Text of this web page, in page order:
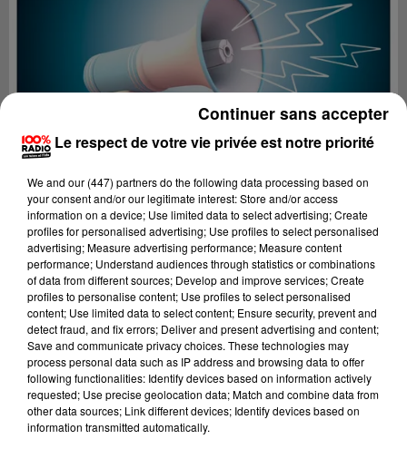
Lecture (4 min 25 sec)
100%
100% Radio les infos du grand Toulouse
Le respect de votre vie privée est notre priorité
We and our (447) partnersdo the following data processing based on
your consent and/or our legitimate interest: Store and/or access
information on a device; Use limited data to select advertising; Create
profiles for personalised advertising; Use profiles to select personalised
advertising; Measure advertising performance; Measure content
performance; Understand audiences through statistics or combinations
of data from different sources; Develop and improve services; Create
profiles to personalise content; Use profiles to select personalised
content; Use limited data to select content; Ensure security, prevent and
detect fraud, and fix errors; Deliver and present advertising and content;
Save and communicate privacy choices. These technologies may
process personal data such as IP address and browsing data to offer
following functionalities: Identify devices based on information actively
requested; Use precise geolocation data; Match and combine data from
other data sources; Link different devices; Identify devices based on
information transmitted automatically.
Continuer sans accepter